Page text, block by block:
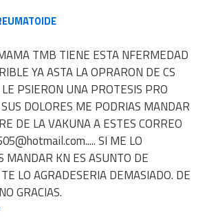
TMB TIENE ESTA NFERMEDAD
YA ASTA LA OPRARON DE CS
PSIERON UNA PROTESIS PRO
DOLORES ME PODRIAS MANDAR
DE LA VAKUNA A ESTES CORREO
SI ME LO
MANDAR KN ES ASUNTO DE
LO AGRADESERIA DEMASIADO. DE
GRACIAS.